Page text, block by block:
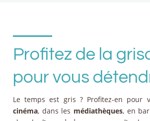
Profitez de la
pour vous
Le temps est gris ? Profitez-en pour
cinéma, dans les médiathèques, en